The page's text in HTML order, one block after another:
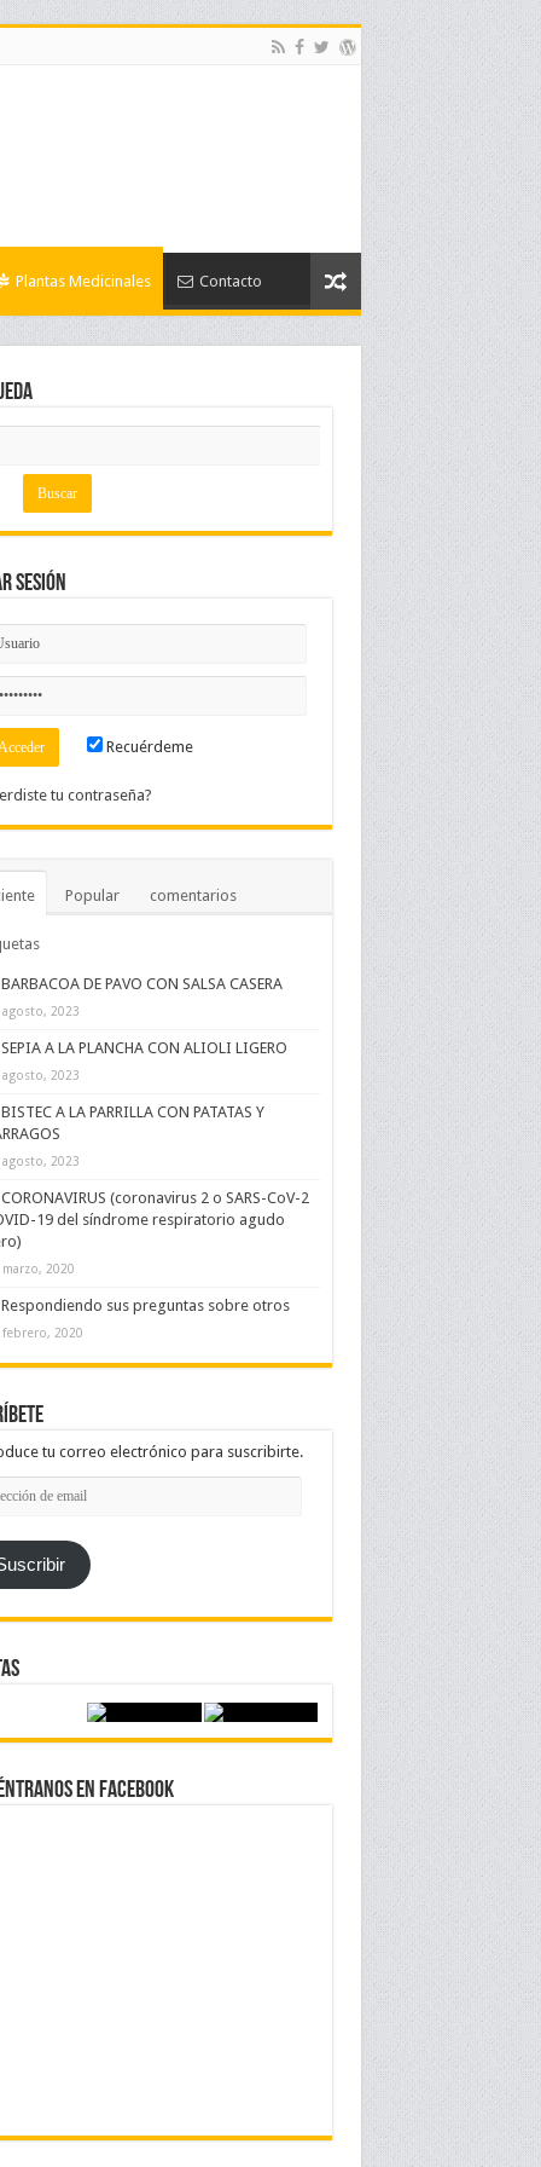
Plantas Medicinales Contacto
Sesión
Recuérdeme
tu contraseña?
Popular comentarios
BARBACOA DE PAVO CON SALSA CASERA
2023
SEPIA A LA PLANCHA CON ALIOLI LIGERO
2023
BISTEC A LA PARRILLA CON PATATAS Y
2023
CORONAVIRUS (coronavirus 2 o SARS-CoV-2
19 del síndrome respiratorio agudo
2020
Respondiendo sus preguntas sobre otros
febrero, 2020
tu correo electrónico para suscribirte.
en Facebook